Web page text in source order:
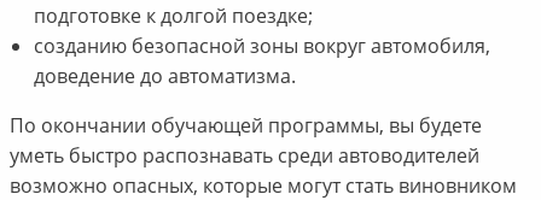
подготовке к долгой поездке;
созданию безопасной зоны вокруг автомобиля,
доведение до автоматизма.
По окончании обучающей программы, вы будете
уметь быстро распознавать среди автоводителей
возможно опасных, которые могут стать виновником